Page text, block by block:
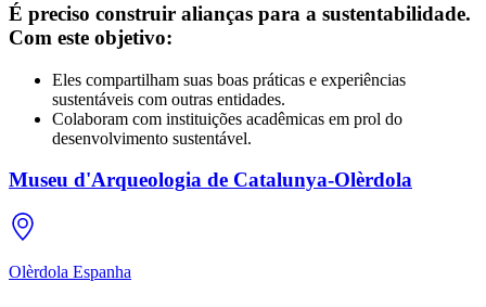
É preciso construir alianças para a sustentabilidade.
Com este objetivo:
Eles compartilham suas boas práticas e experiências
sustentáveis com outras entidades.
Colaboram com instituições acadêmicas em prol do
desenvolvimento sustentável.
Museu d'Arqueologia de Catalunya-Olèrdola
Olèrdola Espanha